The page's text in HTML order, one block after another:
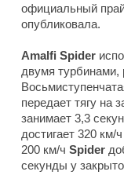
официальный
опубликовала.
Amalfi Spider
двумя
передает тягу на
занимает 3,3
достигает 320
200 км/ч Spider
секунды у